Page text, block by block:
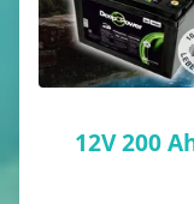
12V 200